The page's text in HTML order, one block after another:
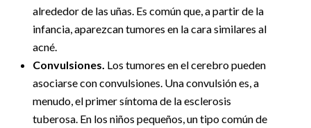
alrededor de las uñas. Es común que, a partir de la
infancia, aparezcan tumores en la cara similares al
acné.
Convulsiones. Los tumores en el cerebro pueden
asociarse con convulsiones. Una convulsión es, a
menudo, el primer síntoma de la esclerosis
tuberosa. En los niños pequeños, un tipo común de